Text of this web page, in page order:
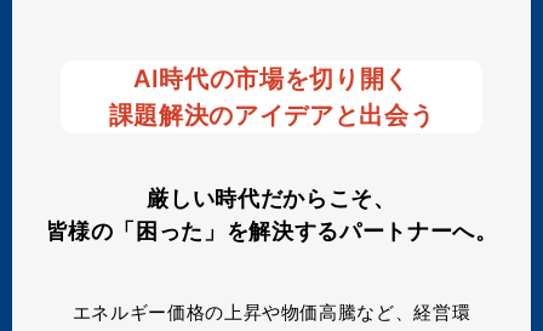
AI時代の市場を切り開く
課題解決のアイデアと出会う
厳しい時代だからこそ、
皆様の「困った」を解決するパートナーへ。
エネルギー価格の上昇や物価高騰など、経営環